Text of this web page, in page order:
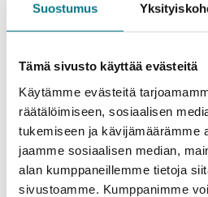
Suostumus
Tämä sivusto käyttää evästeitä
Käytämme evästeitä
räätälöimiseen, sosiaalisen
tukemiseen ja kävijämäärämme
jaamme sosiaalisen median,
alan kumppaneillemme tietoja
sivustoamme. Kumppanimme
SETTLING-IN GUIDE